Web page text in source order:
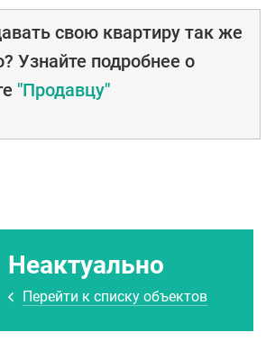
свою квартиру так же
Узнайте подробнее о
"Продавцу"
Неактуально
Перейти к списку объектов